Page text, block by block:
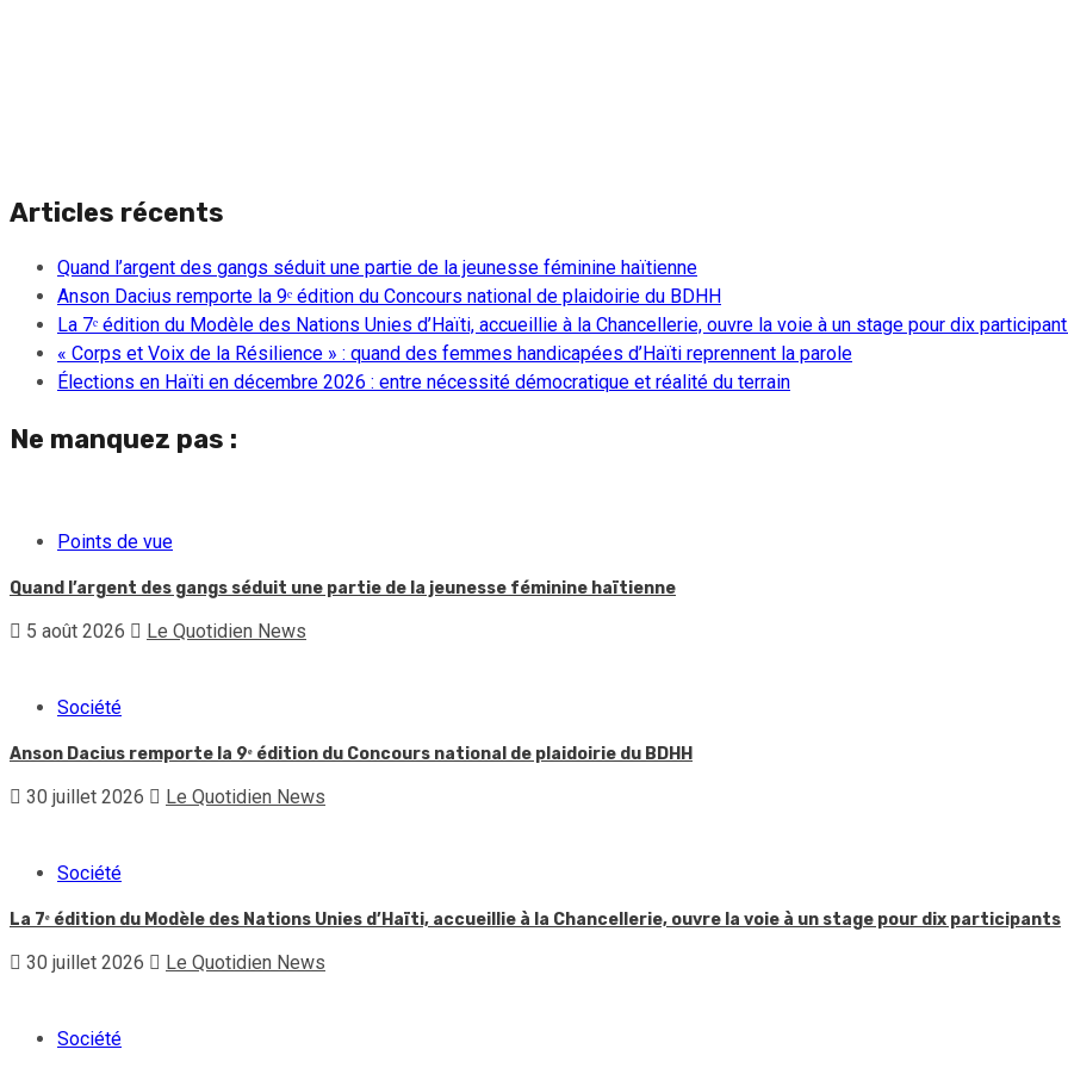
Articles récents
Quand l’argent des gangs séduit une partie de la jeunesse féminine haïtienne
Anson Dacius remporte la 9ᵉ édition du Concours national de plaidoirie du BDHH
La 7ᵉ édition du Modèle des Nations Unies d’Haïti, accueillie à la Chancellerie, ouvre la voie à un stage pour dix
« Corps et Voix de la Résilience » : quand des femmes handicapées d’Haïti reprennent la parole
Élections en Haïti en décembre 2026 : entre nécessité démocratique et réalité du terrain
Ne manquez pas :
Points de vue
Quand l’argent des gangs séduit une partie de la jeunesse féminine haïtienne
5 août 2026 Le Quotidien News
Société
Anson Dacius remporte la 9ᵉ édition du Concours national de plaidoirie du BDHH
30 juillet 2026 Le Quotidien News
Société
La 7ᵉ édition du Modèle des Nations Unies d’Haïti, accueillie à la Chancellerie, ouvre la voie à un stage pour dix participants
30 juillet 2026 Le Quotidien News
Société